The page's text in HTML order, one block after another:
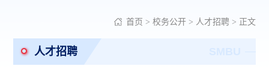
首页 > 校务公开> 人才招聘> 正文
人才招聘